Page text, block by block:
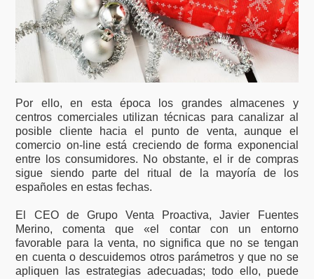
Por ello, en esta época los grandes almacenes y
centros comerciales utilizan técnicas para canalizar al
posible cliente hacia el punto de venta, aunque el
comercio on-line está creciendo de forma exponencial
entre los consumidores. No obstante, el ir de compras
sigue siendo parte del ritual de la mayoría de los
españoles en estas fechas.
El CEO de Grupo Venta Proactiva, Javier Fuentes
Merino, comenta que «el contar con un entorno
favorable para la venta, no significa que no se tengan
en cuenta o descuidemos otros parámetros y que no se
apliquen las estrategias adecuadas; todo ello, puede